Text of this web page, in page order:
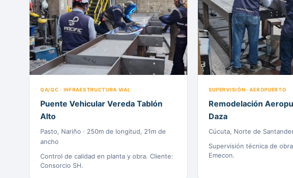
QA/QC · INFRAESTRUCTURA VIAL
Puente Vehicular Vereda Tablón
Alto
Pasto, Nariño · 250m de longitud, 21m de
ancho
Control de calidad en planta y obra. Cliente:
Consorcio SH.
SUPERVISIÓN · AEROPUERTO
Remodelación
Daza
Cúcuta, Norte de
Supervisión técnica de
Emecon.